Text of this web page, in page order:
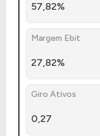
57,82%
Margem Ebit
27,82%
Giro Ativos
0,27